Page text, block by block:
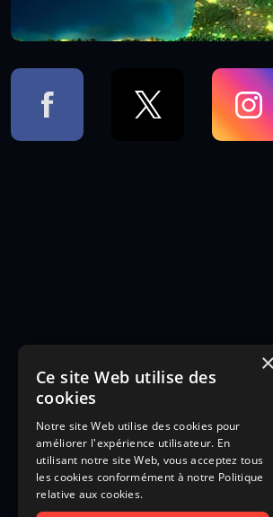
×
Ce site Web utilise des
cookies
Notre site Web utilise des cookies pour
améliorer l'expérience utilisateur. En
utilisant notre site Web, vous acceptez tous
les cookies conformément à notre Politique
relative aux cookies.